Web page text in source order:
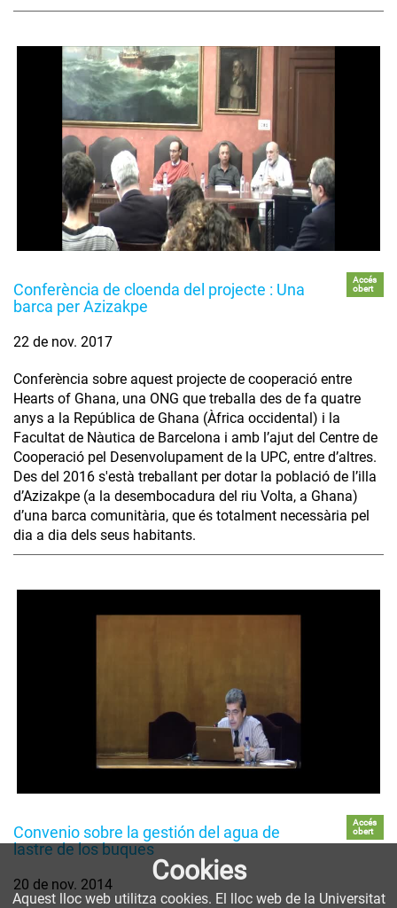
Conferència de cloenda del projecte : Una
barca per Azizakpe
Accés
obert
22 de nov. 2017
Conferència sobre aquest projecte de cooperació entre
Hearts of Ghana, una ONG que treballa des de fa quatre
anys a la República de Ghana (Àfrica occidental) i la
Facultat de Nàutica de Barcelona i amb l’ajut del Centre de
Cooperació pel Desenvolupament de la UPC, entre d’altres.
Des del 2016 s'està treballant per dotar la població de l’illa
d’Azizakpe (a la desembocadura del riu Volta, a Ghana)
d’una barca comunitària, que és totalment necessària pel
dia a dia dels seus habitants.
Convenio sobre la gestión del agua de
lastre de los buques
Accés
obert
20 de nov. 2014 Cookies
Aquest lloc web utilitza cookies. El lloc web de la Universitat